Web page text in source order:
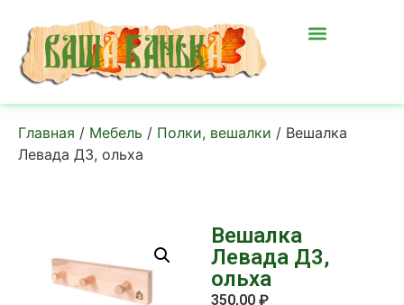
Главная / Мебель / Полки, вешалки / Вешалка
Левада Д3, ольха
Вешалка
Левада Д3,
ольха
350,00 ₽